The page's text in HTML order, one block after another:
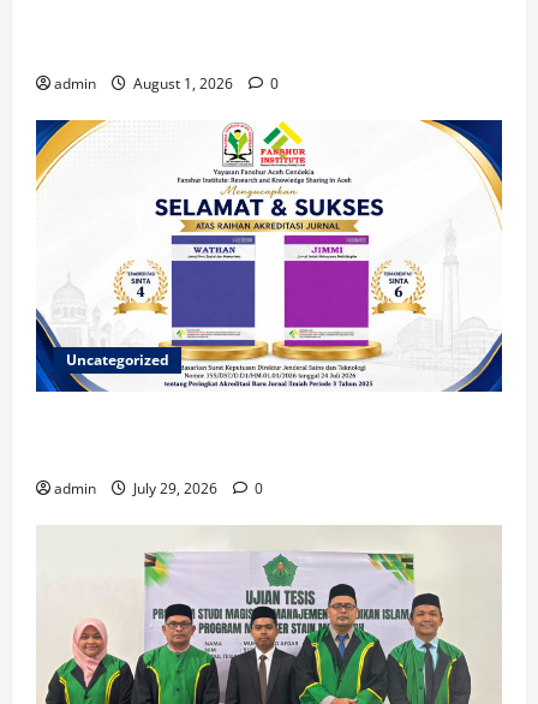
admin August 1, 2026 0
Uncategorized
admin July 29, 2026 0